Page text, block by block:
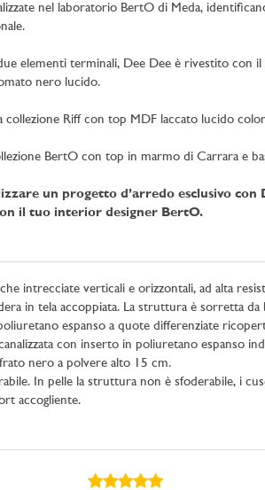
nel laboratorio BertO di Meda,
elementi terminali, Dee Dee è rivestito
nero lucido.
Riff con top MDF laccato lucido
BertO con top in marmo di Carrara e
un progetto d’arredo esclusivo con
il tuo interior designer BertO.
intrecciate verticali e orizzontali, ad alta
in tela accoppiata. La struttura è sorretta da
espanso a quote differenziate
con inserto in poliuretano espanso
nero a polvere alto 15 cm.
In pelle la struttura non è sfoderabile, i
accogliente.